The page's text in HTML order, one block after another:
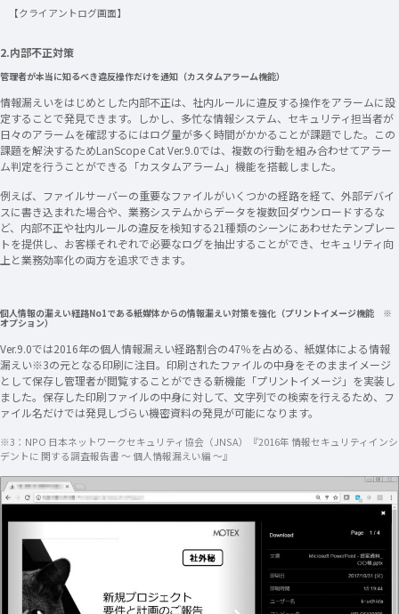
【クライアントログ画面】
2.内部不正対策
管理者が本当に知るべき違反操作だけを通知（カスタムアラーム機能）
情報漏えいをはじめとした内部不正は、社内ルールに違反する操作をアラームに設
定することで発見できます。しかし、多忙な情報システム、セキュリティ担当者が
日々のアラームを確認するにはログ量が多く時間がかかることが課題でした。この
課題を解決するためLanScope Cat Ver.9.0では、複数の行動を組み合わせてアラー
ム判定を行うことができる「カスタムアラーム」機能を搭載しました。
例えば、ファイルサーバーの重要なファイルがいくつかの経路を経て、外部デバイ
スに書き込まれた場合や、業務システムからデータを複数回ダウンロードするな
ど、内部不正や社内ルールの違反を検知する21種類のシーンにあわせたテンプレー
トを提供し、お客様それぞれで必要なログを抽出することができ、セキュリティ向
上と業務効率化の両方を追求できます。
個人情報の漏えい経路No1である紙媒体からの情報漏えい対策を強化（プリントイメージ機能 ※
オプション）
Ver.9.0では2016年の個人情報漏えい経路割合の47％を占める、紙媒体による情報
漏えい※3の元となる印刷に注目。印刷されたファイルの中身をそのままイメージ
として保存し管理者が閲覧することができる新機能「プリントイメージ」を実装し
ました。保存した印刷ファイルの中身に対して、文字列での検索を行えるため、フ
ァイル名だけでは発見しづらい機密資料の発見が可能になります。
※3：NPO 日本ネットワークセキュリティ協会（JNSA）『2016年 情報セキュリティインシ
デントに 関する調査報告書 ～ 個人情報漏えい編 ～』